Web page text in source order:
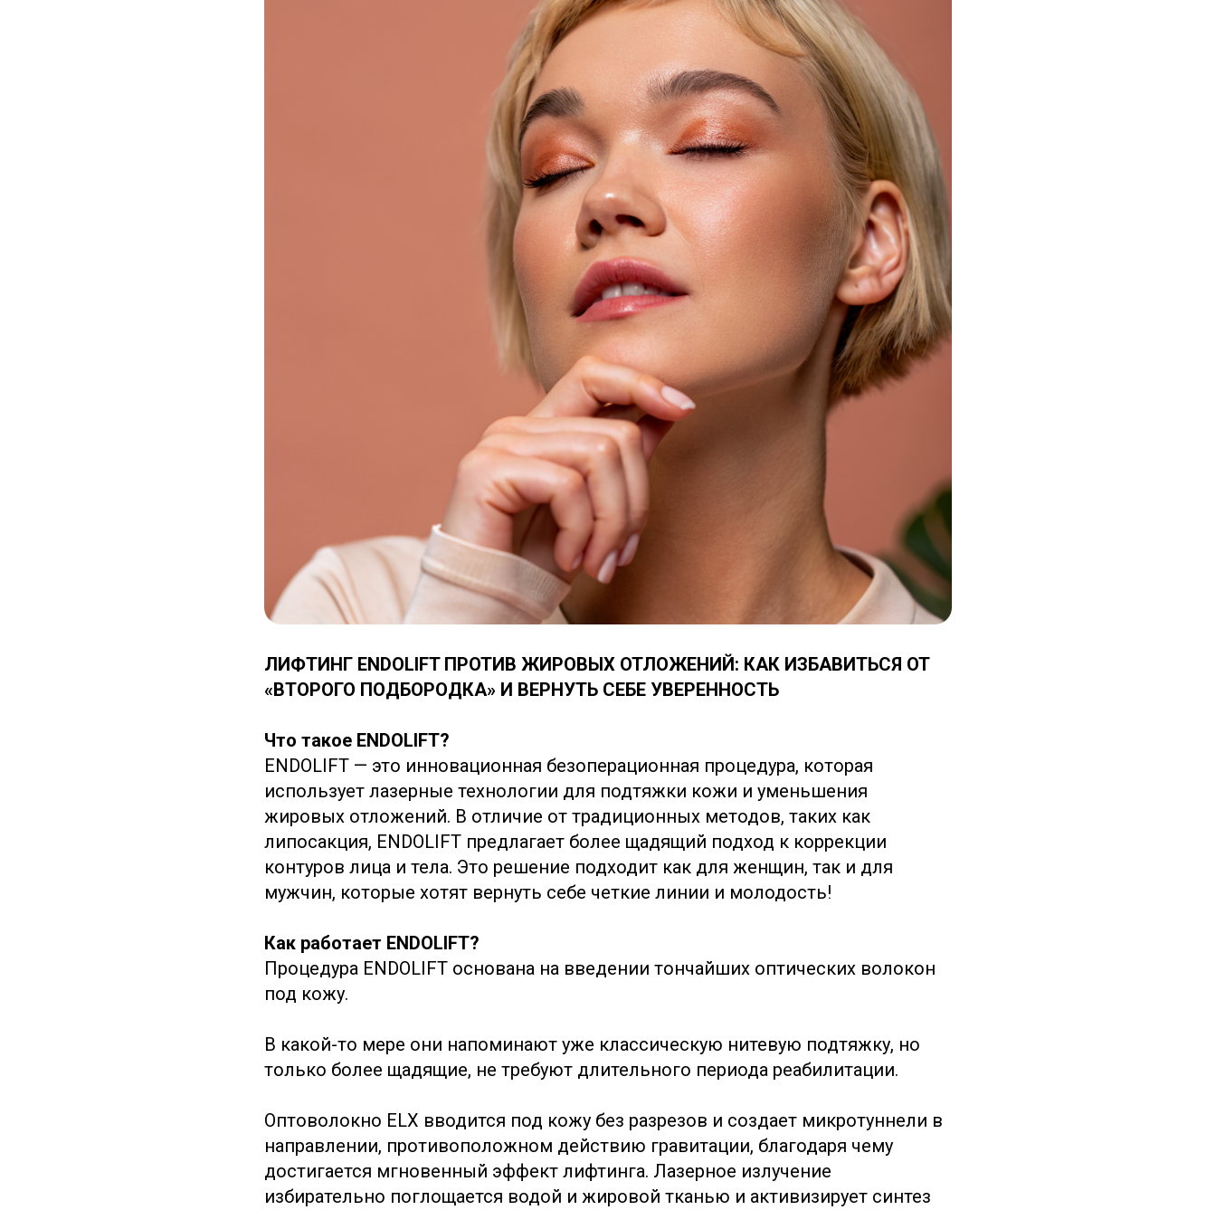
ЛИФТИНГ ENDOLIFT ПРОТИВ ЖИРОВЫХ ОТЛОЖЕНИЙ: КАК ИЗБАВИТЬСЯ ОТ
«ВТОРОГО ПОДБОРОДКА» И ВЕРНУТЬ СЕБЕ УВЕРЕННОСТЬ
Что такое ENDOLIFT?
ENDOLIFT — это инновационная безоперационная процедура, которая
использует лазерные технологии для подтяжки кожи и уменьшения
жировых отложений. В отличие от традиционных методов, таких как
липосакция, ENDOLIFT предлагает более щадящий подход к коррекции
контуров лица и тела. Это решение подходит как для женщин, так и для
мужчин, которые хотят вернуть себе четкие линии и молодость!
Как работает ENDOLIFT?
Процедура ENDOLIFT основана на введении тончайших оптических волокон
под кожу.
В какой-то мере они напоминают уже классическую нитевую подтяжку, но
только более щадящие, не требуют длительного периода реабилитации.
Оптоволокно ELX вводится под кожу без разрезов и создает микротуннели в
направлении, противоположном действию гравитации, благодаря чему
достигается мгновенный эффект лифтинга. Лазерное излучение
избирательно поглощается водой и жировой тканью и активизирует синтез